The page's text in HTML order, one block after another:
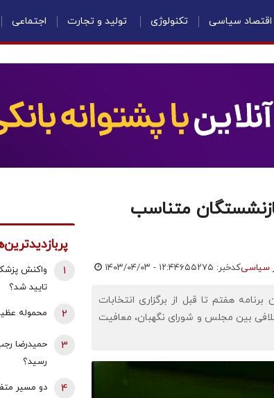
اقتصاد سیاسی تکنولوژی تولید و تجارت اجتماعی
متناسب
سیاسیکدخبر: ۶۵۵۲۷۵ ۱۴۰۳/۰۴/۰۳ - ۱۲:۴۴
هفتم تا قبل از برگزاری انتخابات
بین مجلس و شورای نگهبان، معافیت
واکنش
تایید شد؟
1
محموله 2
حمیدرضا
رسید؟
3
دو مسیر
4